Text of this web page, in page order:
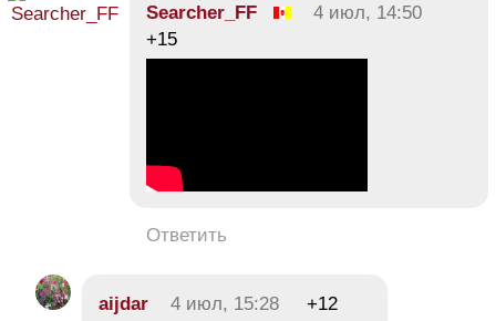
Searcher_FF
4 июл, 14:50
+15
Ответить
aijdar 4 июл, 15:28
+12